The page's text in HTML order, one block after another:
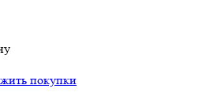
покупки